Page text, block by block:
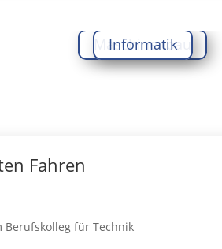
Maschinenbau
Informatik
Fahren
für Technik